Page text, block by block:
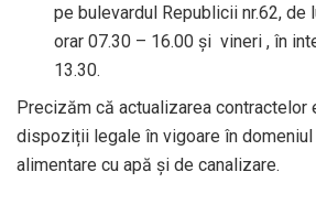
pe bulevardul Republicii nr.62, de
orar 07.30 – 16.00 și vineri , în
13.30.
Precizăm că actualizarea
dispoziții legale în vigoare în
alimentare cu apă și de canalizare.